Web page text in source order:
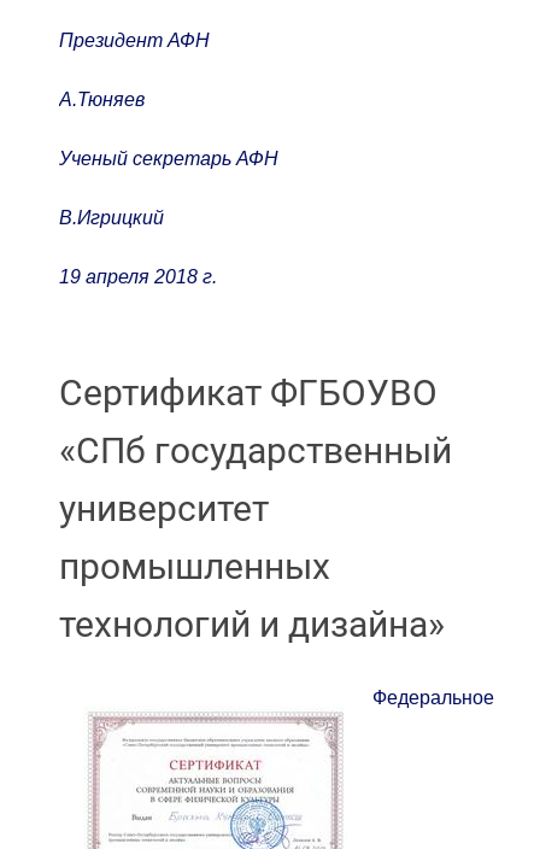
Президент АФН
А.Тюняев
Ученый секретарь АФН
В.Игрицкий
19 апреля 2018 г.
Сертификат ФГБОУВО
«СПб государственный
университет
промышленных
технологий и дизайна»
Федеральное